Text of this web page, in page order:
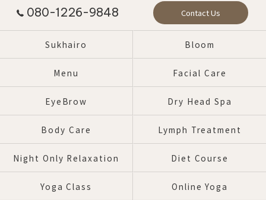
080-1226-9848 Contact Us
Sukhairo Bloom
Menu Facial Care
EyeBrow Dry Head Spa
Body Care Lymph Treatment
Night Only Relaxation Diet Course
Yoga Class Online Yoga